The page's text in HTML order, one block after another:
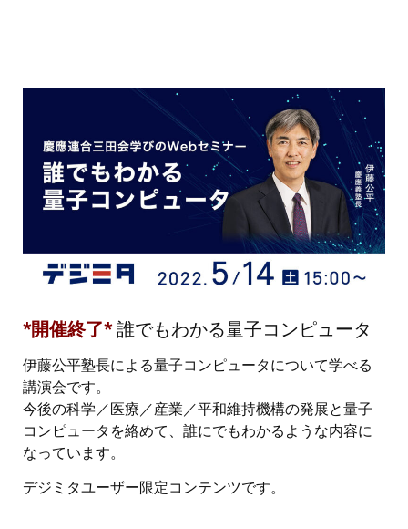
*開催終了* 誰でもわかる量子コンピュータ
伊藤公平塾長による量子コンピュータについて学べる
講演会です。
今後の科学／医療／産業／平和維持機構の発展と量子
コンピュータを絡めて、誰にでもわかるような内容に
なっています。
デジミタユーザー限定コンテンツです。